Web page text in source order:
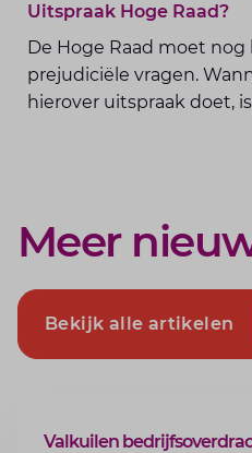
Uitspraak Hoge Raad?
De Hoge Raad moet nog
prejudiciële vragen.
hierover uitspraak doet,
Meer
Bekijk alle artikelen
ARTIKEL
Valkuilen